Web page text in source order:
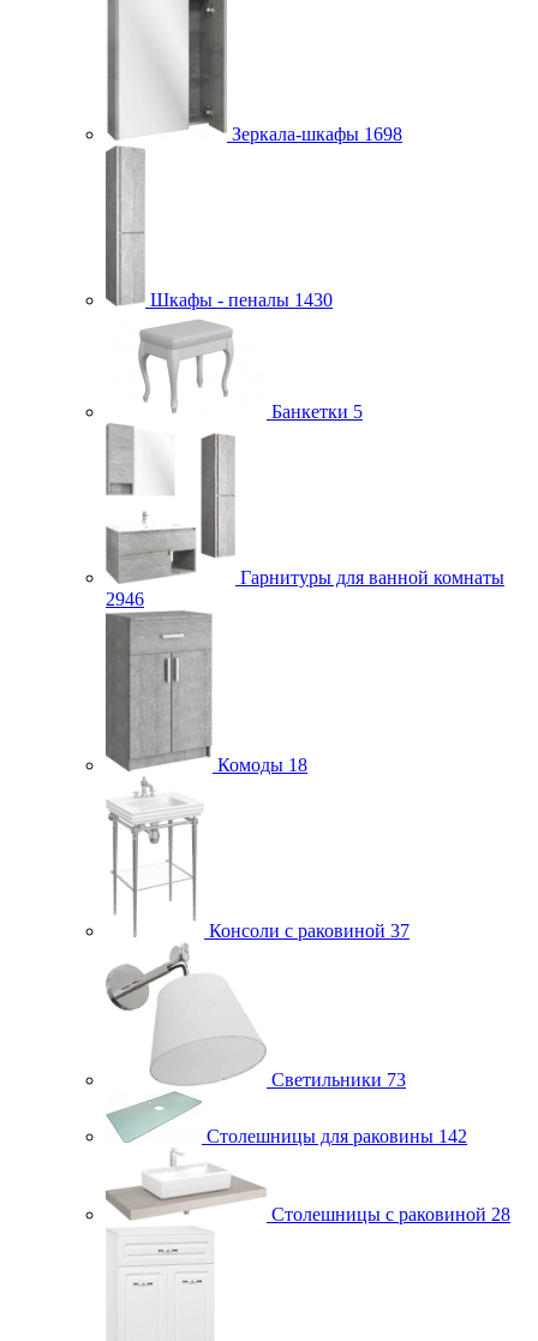
Зеркала-шкафы 1698
Шкафы - пеналы 1430
Банкетки 5
Гарнитуры для ванной комнаты
2946
Комоды 18
Консоли с раковиной 37
Светильники 73
Столешницы для раковины 142
Столешницы с раковиной 28